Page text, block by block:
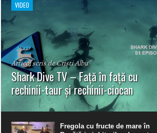
VIDEO
Articol scris de Cristi Albu
Shark Dive TV – Față în față cu
rechinii-taur și rechinii-ciocan
În primul episod din Shark Dive TV, telespectatorii
extraordinare de scufundare cu rechini.
Fregola cu fructe de mare în